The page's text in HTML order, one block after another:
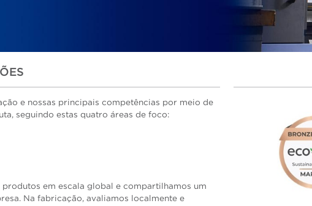
e nossas principais competências por meio de
seguindo estas quatro áreas de foco:
em escala global e compartilhamos um
Na fabricação, avaliamos localmente e